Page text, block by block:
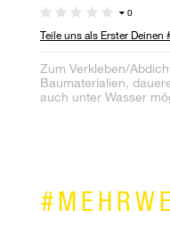
0
Teile uns als Erster
Zum Verkleben/
Baumaterialien,
auch unter Wasser